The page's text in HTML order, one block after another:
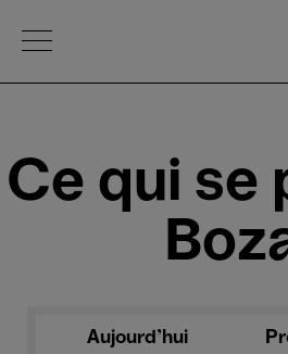
Open Menu
Ce qui se
Aujourd'hui